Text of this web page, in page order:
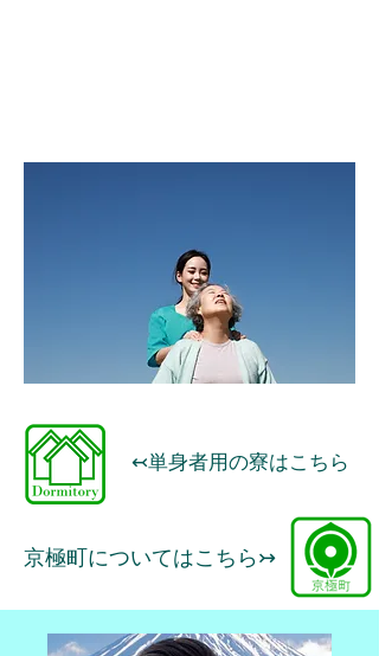
​↢単身者用の寮はこちら
​京極町についてはこちら↣